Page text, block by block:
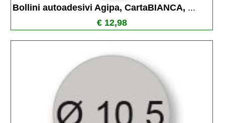
Bollini autoadesivi Agipa, CartaBIANCA, ...
€ 12,98